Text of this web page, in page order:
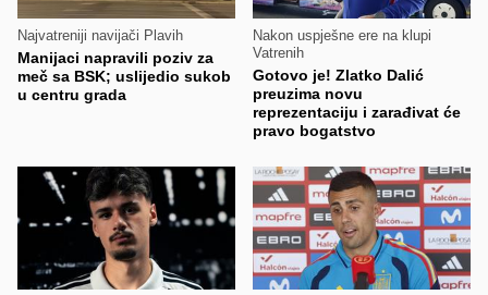
Najvatreniji navijači Plavih
Manijaci napravili poziv za
meč sa BSK; uslijedio sukob
u centru grada
Nakon uspješne ere na klupi
Vatrenih
Gotovo je! Zlatko Dalić
preuzima novu
reprezentaciju i zarađivat će
pravo bogatstvo